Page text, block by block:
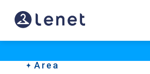
大
山
Area